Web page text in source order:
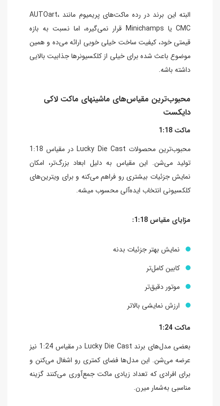
البته این برند در رده ماکت‌های پریمیوم مانند AUTOart،
CMC یا Minichamps قرار نمی‌گیره، اما نسبت به بازه
قیمتی خود، کیفیت ساخت خیلی خوبی ارائه می‌ده و همین
موضوع باعث شده برای خیلی از کلکسیونرها جذابیت بالایی
داشته باشه.
محبوب‌ترین مقیاس‌های ماشینهای ماکت لاکی
دایکست
ماکت 1:18
محبوب‌ترین محصولات Lucky Die Cast در مقیاس 1:18
تولید می‌شن. این مقیاس به دلیل ابعاد بزرگ‌تر، امکان
نمایش جزئیات بیشتری رو فراهم می‌کنه و برای ویترین‌های
کلکسیونی انتخاب ایده‌آلی محسوب میشه.
مزایای مقیاس 1:18:
نمایش بهتر جزئیات بدنه
کابین کامل‌تر
موتور دقیق‌تر
ارزش نمایشی بالاتر
ماکت 1:24
بعضی مدل‌های برند Lucky Die Cast در مقیاس 1:24 نیز
عرضه می‌شن. این مدل‌ها فضای کمتری رو اشغال می‌کنن و
برای افرادی که تعداد زیادی ماکت جمع‌آوری می‌کنند گزینه
مناسبی به‌شمار میرن.